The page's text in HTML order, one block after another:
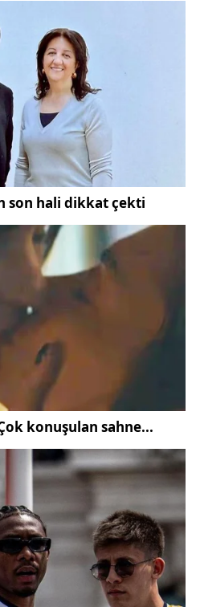
ve olay
112 Acil Çağrı Merkezi
kısa sürede bölgeye
güvenlik önlemleri
yaralıların durumunu kontrol
çaba gösterdi. İlk
yapılan yaralılar,
nakledildi.
kırsal bölgelerde ve
azami ölçüde dikkat
direksiyon
sonucu meydana gelen
yol açabileceğine dikkat
belirlenmesi amacıyla ilgili
başlatıldı. Olay yerinde
araçta ve yol
gerçekleştirildi.
gelişmeler içinSivas
başlıkları vatandaşlar
edilmeye devam ediyor.
sürdüğünü ve
ardından olayın netlik